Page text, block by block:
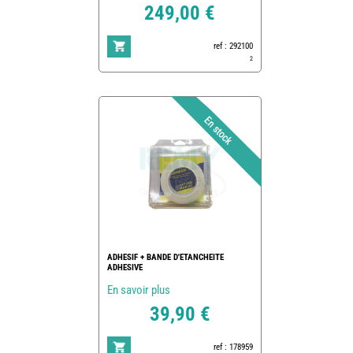
249,00 €
ref : 292100
2
ADHESIF + BANDE D'ETANCHEITE
ADHESIVE
En savoir plus
39,90 €
ref : 178959